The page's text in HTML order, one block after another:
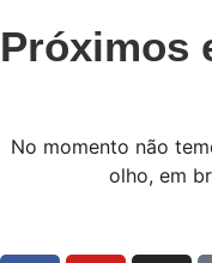
Próximos
No momento não
olho, em